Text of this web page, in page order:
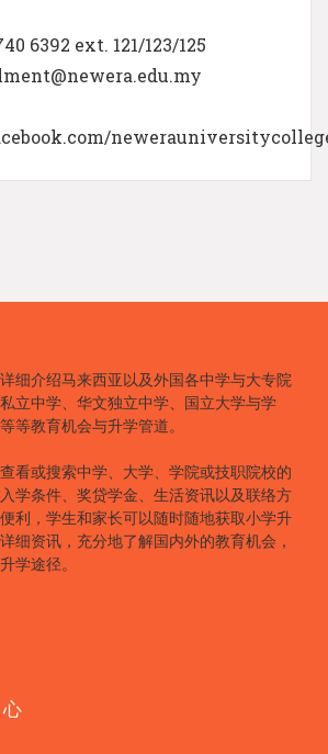
6392 ext. 121/123/125
细介绍马来西亚以及外国各中学与大专院
立中学、华文独立中学、国立大学与学
等教育机会与升学管道。
看或搜索中学、大学、学院或技职院校的
学条件、奖贷学金、生活资讯以及联络方
利，学生和家长可以随时随地获取小学升
细资讯，充分地了解国内外的教育机会，
学途径。